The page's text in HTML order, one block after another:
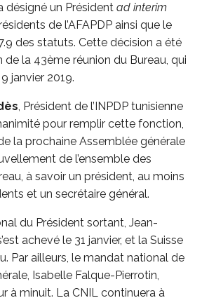
désigné un Président ad interim
de l’AFAPDP ainsi que le
des statuts. Cette décision a été
de la 43ème réunion du Bureau, qui
janvier 2019.
, Président de l’INPDP tunisienne
pour remplir cette fonction,
la prochaine Assemblée générale
de l’ensemble des
à savoir un président, au moins
et un secrétaire général.
du Président sortant, Jean-
achevé le 31 janvier, et la Suisse
Par ailleurs, le mandat national de
Isabelle Falque-Pierrotin,
à minuit. La CNIL continuera à